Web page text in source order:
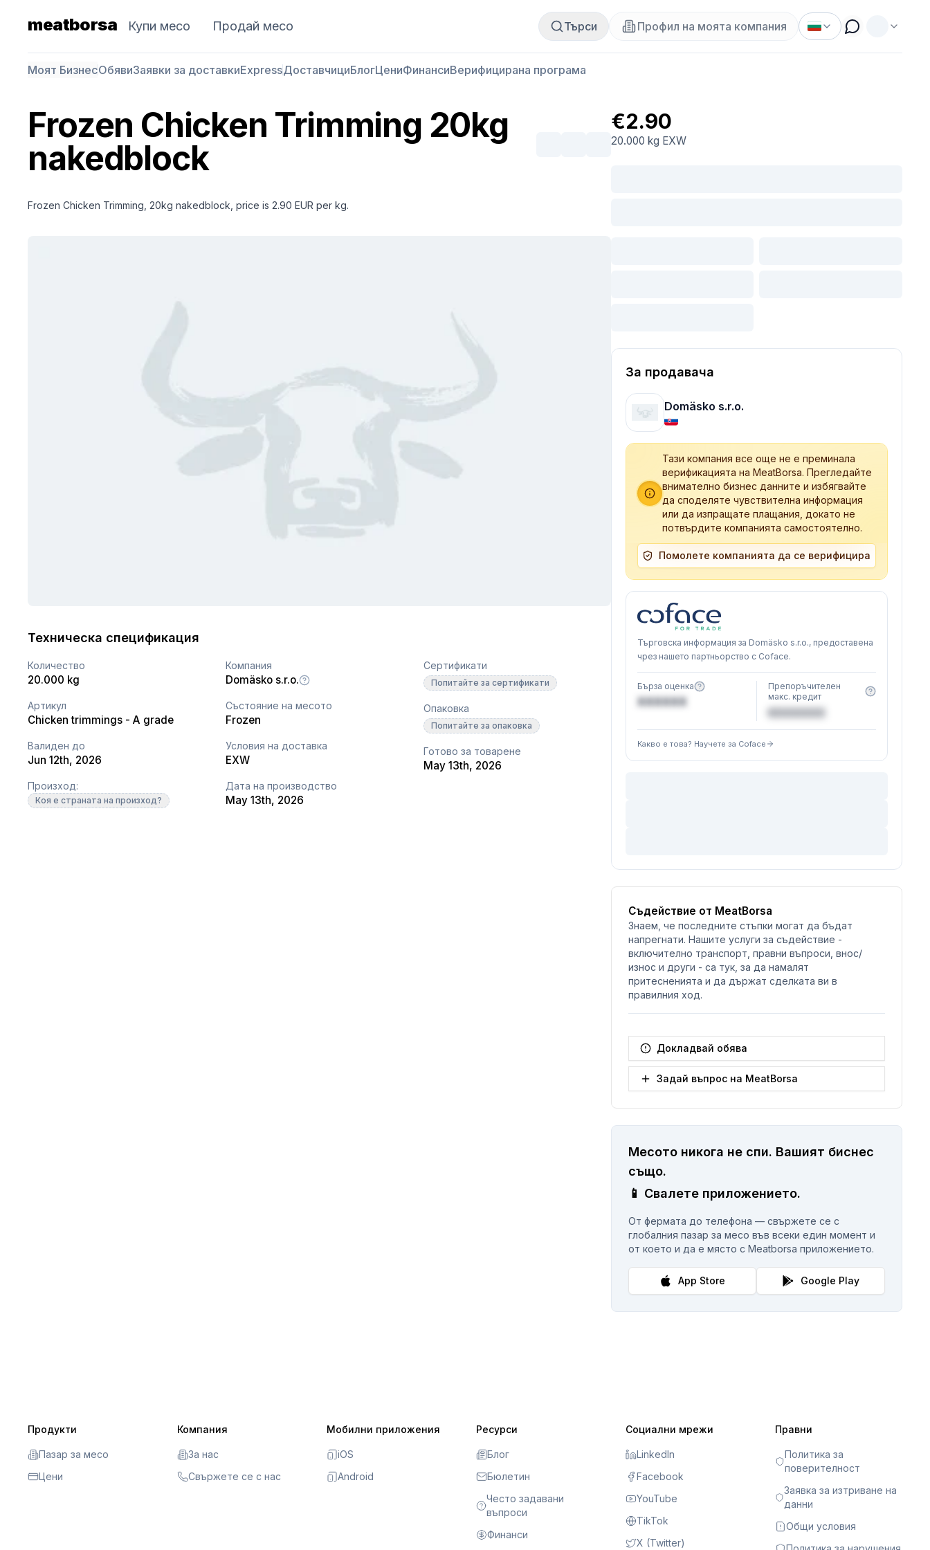
meatborsa Купи месо Продай месо Търси Профил на моята компания
Моят БизнесОбявиЗаявки за доставкиExpressДоставчициБлогЦениФинансиВерифицирана програма
Frozen Chicken Trimming 20kg
nakedblock
Frozen Chicken Trimming, 20kg nakedblock, price is 2.90 EUR per kg.
Техническа спецификация
Количество
20.000 kg
Артикул
Chicken trimmings - A grade
Валиден до
Jun 12th, 2026
Произход:
Коя е страната на произход?
Компания
Domäsko s.r.o.
Състояние на месото
Frozen
Условия на доставка
EXW
Дата на производство
May 13th, 2026
Сертификати
Попитайте за сертификати
Опаковка
Попитайте за опаковка
Готово за товарене
May 13th, 2026
€2.90
20.000 kg EXW
За продавача
Domäsko s.r.o.
Тази компания все още не е преминала
верификацията на MeatBorsa. Прегледайте
внимателно бизнес данните и избягвайте
да споделяте чувствителна информация
или да изпращате плащания, докато не
потвърдите компанията самостоятелно.
Помолете компанията да се верифицира
Търговска информация за Domäsko s.r.o., предоставена
чрез нашето партньорство с Coface.
Бърза оценка
XXXXXX
Препоръчителен
макс. кредит
Какво е това? Научете за Coface
Съдействие от MeatBorsa
Знаем, че последните стъпки могат да бъдат
напрегнати. Нашите услуги за съдействие -
включително транспорт, правни въпроси, внос/
износ и други - са тук, за да намалят
притесненията и да държат сделката ви в
правилния ход.
Докладвай обява
Задай въпрос на MeatBorsa
Месото никога не спи. Вашият биснес
същo.
📱 Свалете приложението.
От фермата до телефона — свържете се с
глобалния пазар за месо във всеки един момент и
от което и да е място с Meatborsa приложението.
App Store Google Play
Продукти
Пазар за месо
Цени
Компания
За нас
Свържете се с нас
Мобилни приложения
iOS
Android
Ресурси
Блог
Бюлетин
Често задавани
въпроси
Финанси
Социални мрежи
LinkedIn
Facebook
YouTube
TikTok
X (Twitter)
Правни
Политика за
поверителност
Заявка за изтриване на
данни
Общи условия